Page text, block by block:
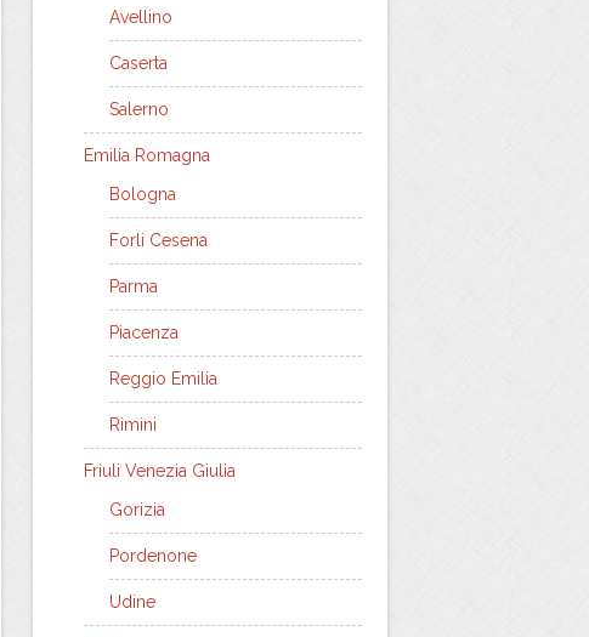
Avellino
Caserta
Salerno
Emilia Romagna
Bologna
Forli Cesena
Parma
Piacenza
Reggio Emilia
Rimini
Friuli Venezia Giulia
Gorizia
Pordenone
Udine